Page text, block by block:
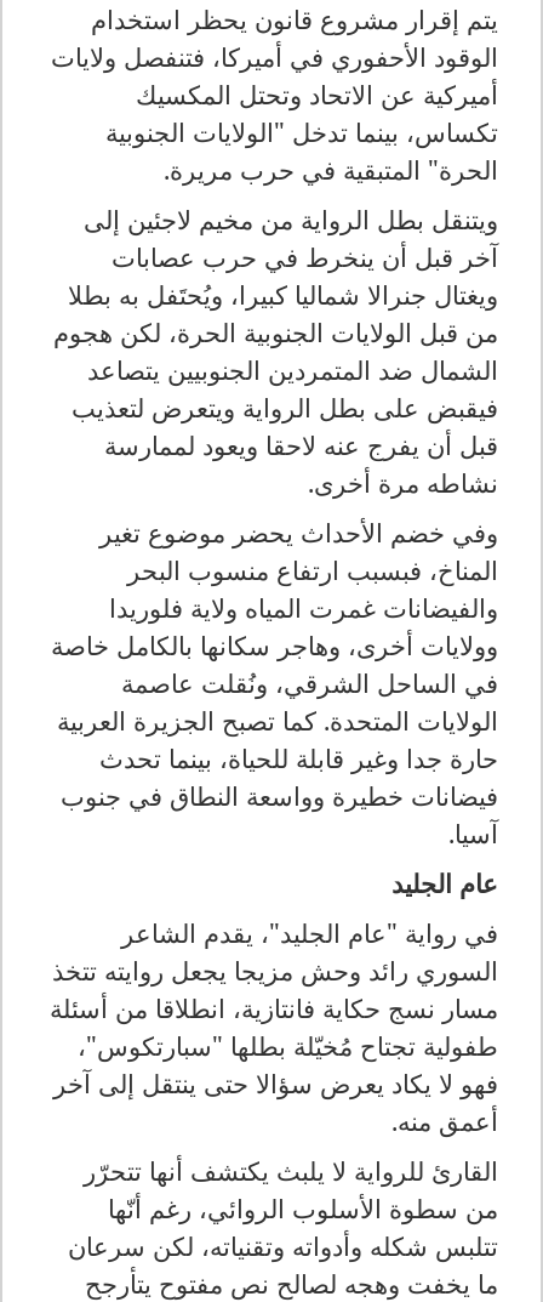
يتم إقرار مشروع قانون يحظر استخدام
الوقود الأحفوري في أميركا، فتنفصل ولايات
أميركية عن الاتحاد وتحتل المكسيك
تكساس، بينما تدخل "الولايات الجنوبية
الحرة" المتبقية في حرب مريرة.
ويتنقل بطل الرواية من مخيم لاجئين إلى
آخر قبل أن ينخرط في حرب عصابات
ويغتال جنرالا شماليا كبيرا، ويُحتَفل به بطلا
من قبل الولايات الجنوبية الحرة، لكن هجوم
الشمال ضد المتمردين الجنوبيين يتصاعد
فيقبض على بطل الرواية ويتعرض لتعذيب
قبل أن يفرج عنه لاحقا ويعود لممارسة
نشاطه مرة أخرى.
وفي خضم الأحداث يحضر موضوع تغير
المناخ، فبسبب ارتفاع منسوب البحر
والفيضانات غمرت المياه ولاية فلوريدا
وولايات أخرى، وهاجر سكانها بالكامل خاصة
في الساحل الشرقي، ونُقلت عاصمة
الولايات المتحدة. كما تصبح الجزيرة العربية
حارة جدا وغير قابلة للحياة، بينما تحدث
فيضانات خطيرة وواسعة النطاق في جنوب
آسيا.
عام الجليد
في رواية "عام الجليد"، يقدم الشاعر
السوري رائد وحش مزيجا يجعل روايته تتخذ
مسار نسج حكاية فانتازية، انطلاقا من أسئلة
طفولية تجتاح مُخيّلة بطلها "سبارتكوس"،
فهو لا يكاد يعرض سؤالا حتى ينتقل إلى آخر
أعمق منه.
القارئ للرواية لا يلبث يكتشف أنها تتحرّر
من سطوة الأسلوب الروائي، رغم أنّها
تتلبس شكله وأدواته وتقنياته، لكن سرعان
ما يخفت وهجه لصالح نص مفتوح يتأرجح